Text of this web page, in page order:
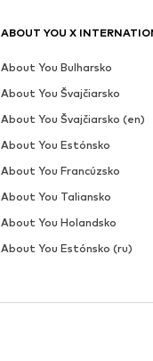
ABOUT YOU X
About You Bulharsko
About You Švajčiarsko
About You Švajčiarsko (en)
About You Estónsko
About You Francúzsko
About You Taliansko
About You Holandsko
About You Estónsko (ru)